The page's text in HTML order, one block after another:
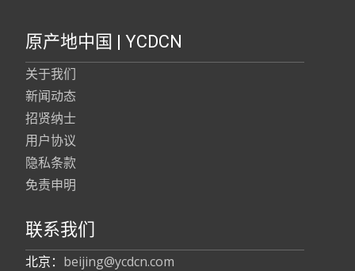
原产地中国 | YCDCN
关于我们
新闻动态
招贤纳士
用户协议
隐私条款
免责申明
联系我们
北京： beijing@ycdcn.com